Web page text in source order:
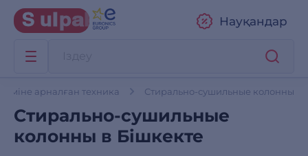
Науқандар
арналған техника Стирально-сушильные колонны
Стирально-сушильные
колонны в Бішкекте